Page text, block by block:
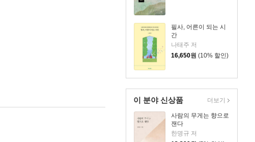
필사, 어른이 되는 시
간
나태주 저
16,650원 (10% 할인)
이 분야 신상품
사람의 무게는 향으로
잰다
한명규 저
더보기